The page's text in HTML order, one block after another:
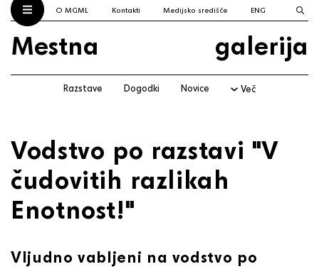
O MGML Kontakti Medijsko središče ENG
Mestna galerija
Razstave Dogodki Novice Več
Vodstvo po razstavi "V
čudovitih razlikah
Enotnost!"
Vljudno vabljeni na vodstvo po